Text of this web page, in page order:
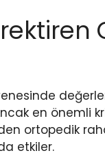
en önemli
ortopedik
etkiler.